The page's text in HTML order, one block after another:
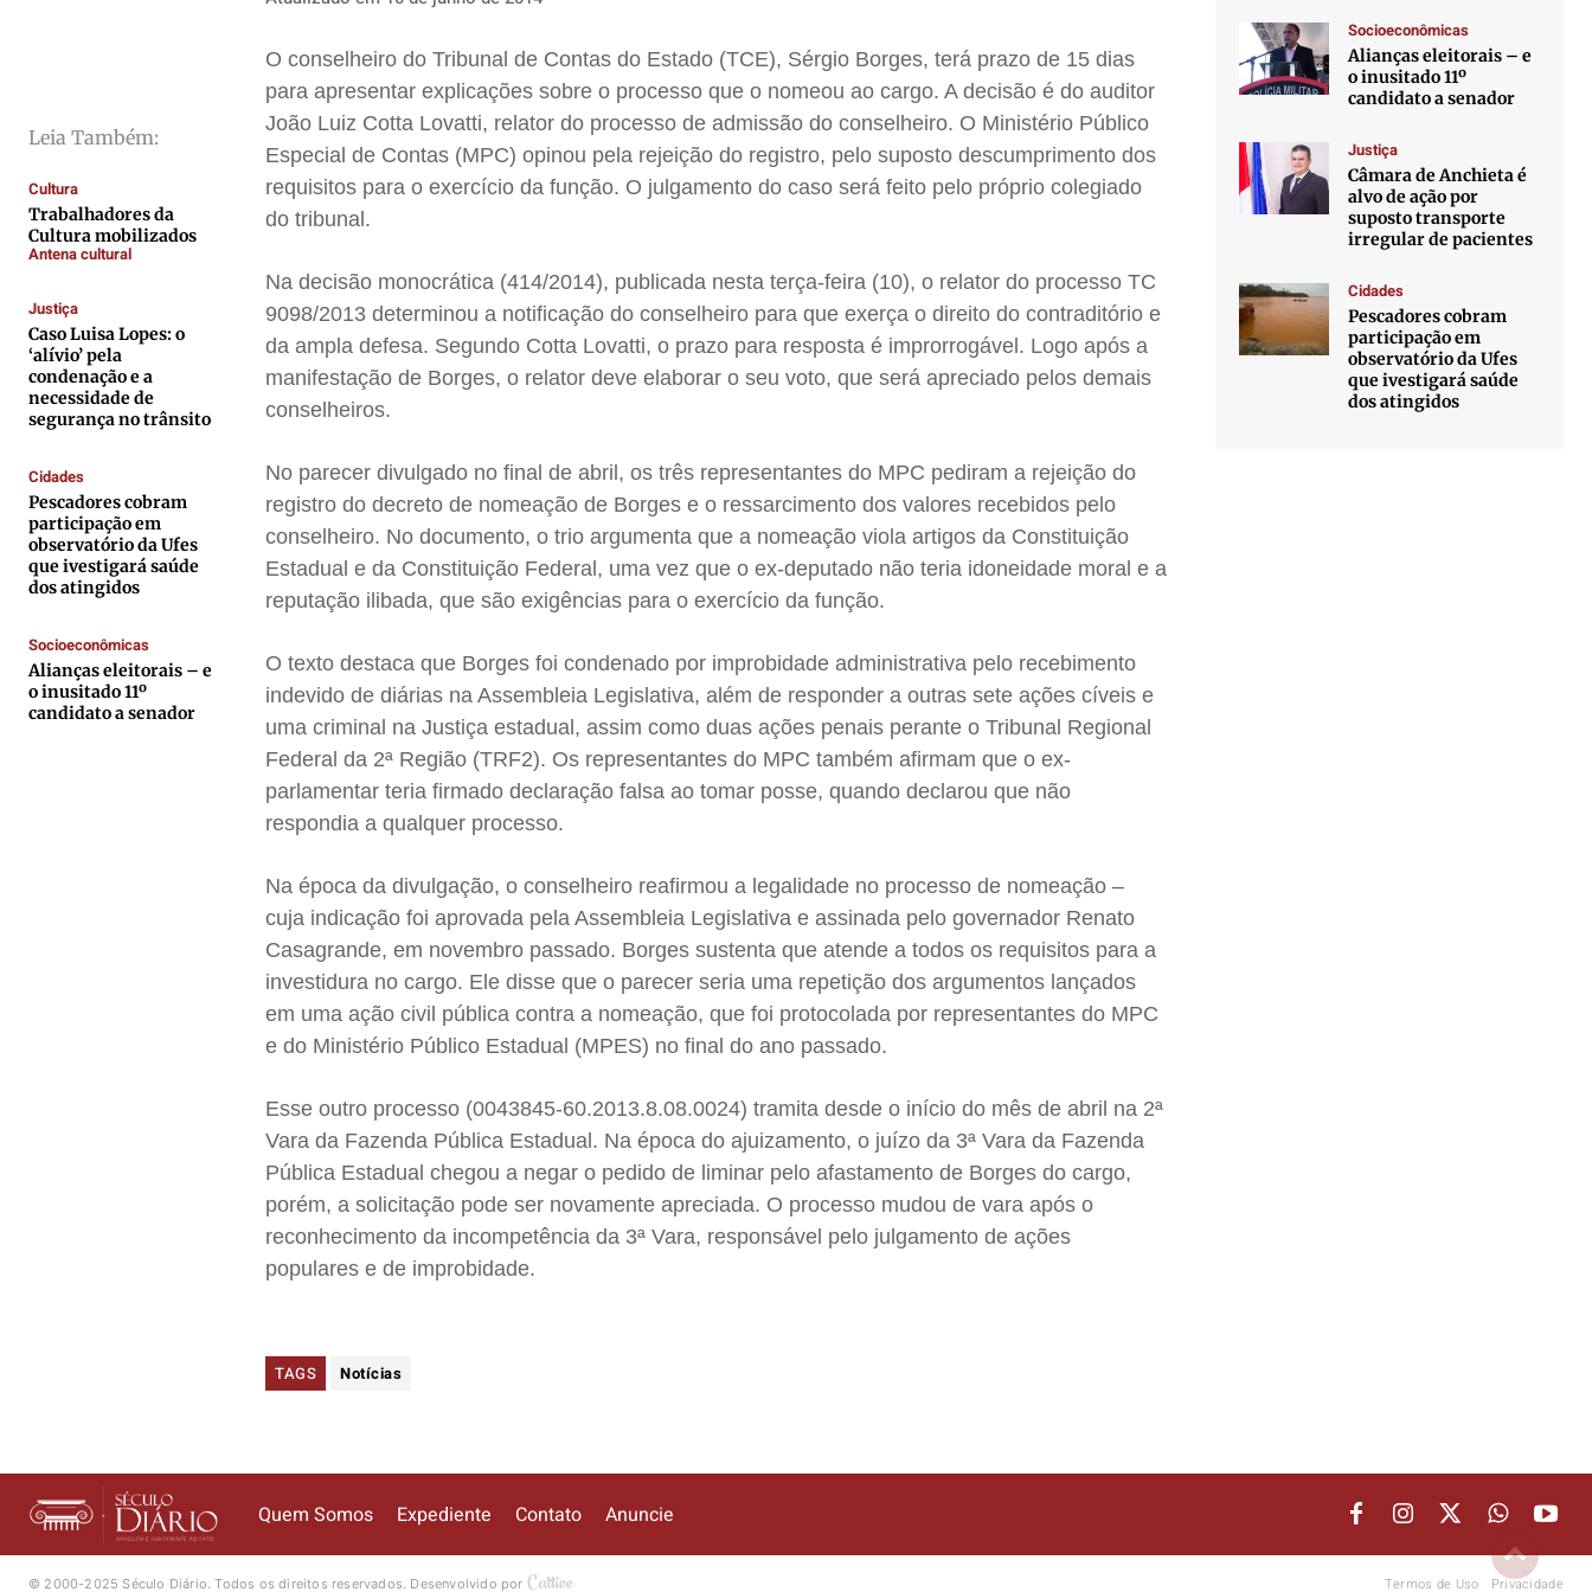
Colunas
Gustavo Bastos
Jr Mignone (in memorian)
Publicidade Legal
Anuncie
Expediente
Contato
Anuncie
Termos de Uso
Privacidade
Colunas
Gustavo Bastos
Jr Mignone (in memorian)
Publicidade Legal
Anuncie
Expediente
Contato
Anuncie
Termos de Uso
Privacidade
Colunas
Gustavo Bastos
Jr Mignone (in memorian)
Publicidade Legal
Anuncie
Expediente
Contato
Anuncie
Termos de Uso
Privacidade
Colunas
Gustavo Bastos
Jr Mignone (in memorian)
Publicidade Legal
Anuncie
Expediente
Contato
Anuncie
Termos de Uso
Privacidade
Leia Também:
Cultura
Trabalhadores da
Cultura mobilizados
Antena cultural
Justiça
Caso Luisa Lopes: o
‘alívio’ pela
condenação e a
necessidade de
segurança no trânsito
Cidades
Pescadores cobram
participação em
observatório da Ufes
que ivestigará saúde
dos atingidos
Socioeconômicas
Alianças eleitorais – e
o inusitado 11º
candidato a senador
O conselheiro do Tribunal de Contas do Estado (TCE), Sérgio Borges, terá prazo de 15 dias
para apresentar explicações sobre o processo que o nomeou ao cargo. A decisão é do auditor
João Luiz Cotta Lovatti, relator do processo de admissão do conselheiro. O Ministério Público
Especial de Contas (MPC) opinou pela rejeição do registro, pelo suposto descumprimento dos
requisitos para o exercício da função. O julgamento do caso será feito pelo próprio colegiado
do tribunal.
Na decisão monocrática (414/2014), publicada nesta terça-feira (10), o relator do processo TC
9098/2013 determinou a notificação do conselheiro para que exerça o direito do contraditório e
da ampla defesa. Segundo Cotta Lovatti, o prazo para resposta é improrrogável. Logo após a
manifestação de Borges, o relator deve elaborar o seu voto, que será apreciado pelos demais
conselheiros.
No parecer divulgado no final de abril, os três representantes do MPC pediram a rejeição do
registro do decreto de nomeação de Borges e o ressarcimento dos valores recebidos pelo
conselheiro. No documento, o trio argumenta que a nomeação viola artigos da Constituição
Estadual e da Constituição Federal, uma vez que o ex-deputado não teria idoneidade moral e a
reputação ilibada, que são exigências para o exercício da função.
O texto destaca que Borges foi condenado por improbidade administrativa pelo recebimento
indevido de diárias na Assembleia Legislativa, além de responder a outras sete ações cíveis e
uma criminal na Justiça estadual, assim como duas ações penais perante o Tribunal Regional
Federal da 2ª Região (TRF2). Os representantes do MPC também afirmam que o ex-
parlamentar teria firmado declaração falsa ao tomar posse, quando declarou que não
respondia a qualquer processo.
Na época da divulgação, o conselheiro reafirmou a legalidade no processo de nomeação –
cuja indicação foi aprovada pela Assembleia Legislativa e assinada pelo governador Renato
Casagrande, em novembro passado. Borges sustenta que atende a todos os requisitos para a
investidura no cargo. Ele disse que o parecer seria uma repetição dos argumentos lançados
em uma ação civil pública contra a nomeação, que foi protocolada por representantes do MPC
e do Ministério Público Estadual (MPES) no final do ano passado.
Esse outro processo (0043845-60.2013.8.08.0024) tramita desde o início do mês de abril na 2ª
Vara da Fazenda Pública Estadual. Na época do ajuizamento, o juízo da 3ª Vara da Fazenda
Pública Estadual chegou a negar o pedido de liminar pelo afastamento de Borges do cargo,
porém, a solicitação pode ser novamente apreciada. O processo mudou de vara após o
reconhecimento da incompetência da 3ª Vara, responsável pelo julgamento de ações
populares e de improbidade.
TAGS Notícias
Socioeconômicas
Alianças eleitorais – e
o inusitado 11º
candidato a senador
Justiça
Câmara de Anchieta é
alvo de ação por
suposto transporte
irregular de pacientes
Cidades
Pescadores cobram
participação em
observatório da Ufes
que ivestigará saúde
dos atingidos
Quem Somos Expediente Contato Anuncie
© 2000-2025 Século Diário.Todos os direitos reservados. Desenvolvido por Termos de Uso Privacidade